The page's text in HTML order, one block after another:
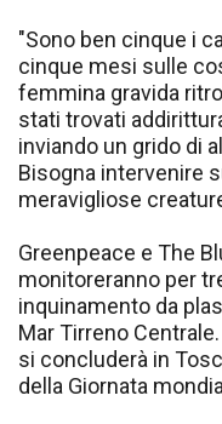
"Sono ben cinque i
cinque mesi sulle
femmina gravida
stati trovati
inviando un grido di
Bisogna intervenire
meravigliose
Greenpeace e The
monitoreranno per
inquinamento da
Mar Tirreno
si concluderà in
della Giornata